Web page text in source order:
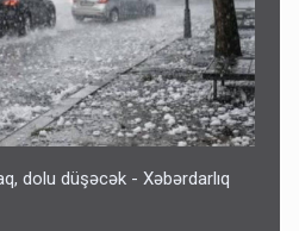
dolu düşəcək - Xəbərdarlıq